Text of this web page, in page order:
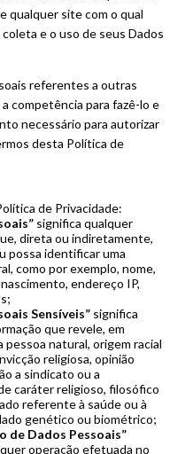
qualquer site com o qual
e o uso de seus Dados
referentes a outras
competência para fazê-lo e
necessário para autorizar
desta Política de
de Privacidade:
significa qualquer
direta ou indiretamente,
possa identificar uma
como por exemplo, nome,
endereço IP,
Sensíveis” significa
que revele, em
pessoa natural, origem racial
religiosa, opinião
a sindicato ou a
caráter religioso, filosófico
referente à saúde ou à
genético ou biométrico;
de Dados Pessoais”
operação efetuada no